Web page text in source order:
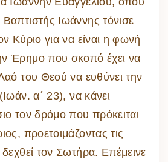
Ιωάννης τόνισε
Κύριο για να είναι η φωνή
Έρημο που σκοπό έχει να
του Θεού να ευθύνει την
α΄ 23), να κάνει
τον δρόμο που πρόκειται
προετοιμάζοντας τις
τον Σωτήρα. Επέμεινε